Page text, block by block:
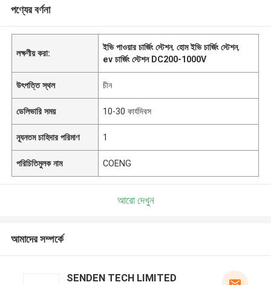
পণ্যের বর্ণনা
লক্ষণীয় করা:
ইভি পাওয়ার চার্জিং স্টেশন,হোম ইভি চার্জিং স্টেশন,
ev চার্জিং স্টেশন DC200-1000V
উৎপত্তি স্থল চীন
ডেলিভারি সময় 10-30 কার্যদিবস
ন্যূনতম চাহিদার পরিমাণ 1
পরিচিতিমুলক নাম COENG
আরো দেখুন
আমাদের সম্পর্কে
SENDEN TECH LIMITED